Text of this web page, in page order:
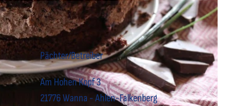
Pächter/Betreiber
Am Hohen Kopf 3
21776Wanna - Ahlen-Falkenberg